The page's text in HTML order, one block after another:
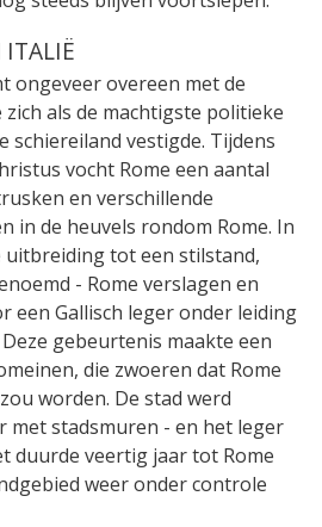
ITALIË
ongeveer overeen met de
als de machtigste politieke
schiereiland vestigde. Tijdens
vocht Rome een aantal
en verschillende
in de heuvels rondom Rome. In
uitbreiding tot een stilstand,
- Rome verslagen en
een Gallisch leger onder leiding
gebeurtenis maakte een
die zwoeren dat Rome
worden. De stad werd
met stadsmuren - en het leger
duurde veertig jaar tot Rome
weer onder controle